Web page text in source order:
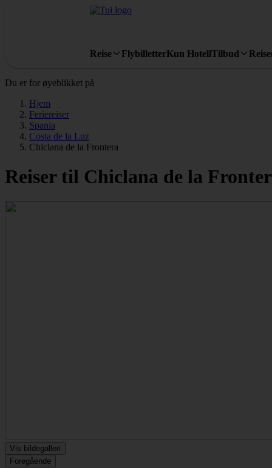
Reise FlybilletterKun HotellTilbud
Du er for øyeblikket på
Hjem
Feriereiser
Spania
Costa de la Luz
Chiclana de la Frontera
Reiser til Chiclana de la
Vis bildegalleri
Foregående